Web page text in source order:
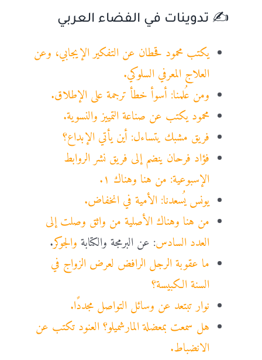
✍️ تدوينات في الفضاء العربي
يكتب محمود قحطان عن التفكير الإيجابي، وعن
العلاج المعرفي السلوكي.
ومن عُلمنا: أسوأ خطأ ترجمة على الإطلاق.
محمود يكتب عن صناعة التمييز والنسوية.
فريق مشبك يتساءل: أين يأتي الإبداع؟
فؤاد فرحان ينضم إلى فريق نشر الروابط
الإسبوعية: من هنا وهناك ١.
يونس يُسعدنا: الأمية في انخفاض.
من هنا وهناك الأصلية من واثق وصلت إلى
العدد السادس: عن البرمجة والكتابة والجوكر.
ما عقوبة الرجل الرافض لعرض الزواج في
السنة الكبيسة؟
نوار تبتعد عن وسائل التواصل مجددًا.
هل سمعت بمعضلة المارشميلو؟ العنود تكتب عن
الانضباط.